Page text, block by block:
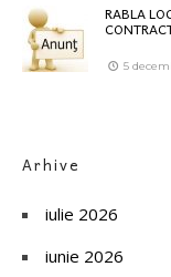
RABLA
5
Arhive
iulie 2026
iunie 2026